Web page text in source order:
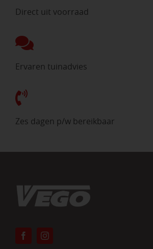
Direct uit voorraad
Ervaren tuinadvies
Zes dagen p/w bereikbaar